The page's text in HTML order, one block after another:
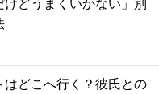
どこへ行く？彼氏との